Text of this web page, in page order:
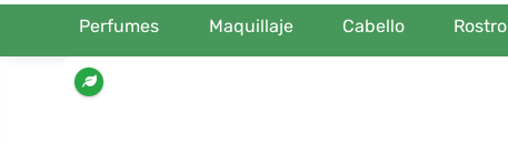
Perfumes Maquillaje Cabello Rostro